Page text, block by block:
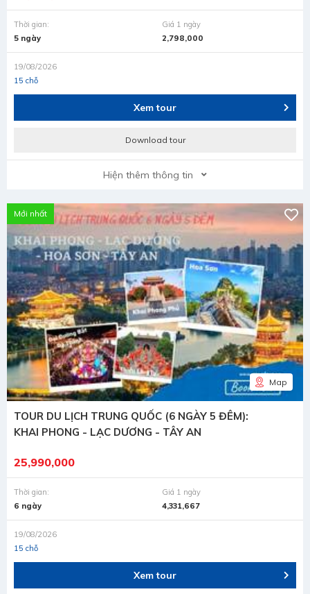
Thời gian:
5 ngày
Giá 1 ngày
2,798,000
19/08/2026
15 chỗ
Xem tour
Download tour
Hiện thêm thông tin
Mới nhất
Map
TOUR DU LỊCH TRUNG QUỐC (6 NGÀY 5 ĐÊM):
KHAI PHONG - LẠC DƯƠNG - TÂY AN
25,990,000
Thời gian:
6 ngày
Giá 1 ngày
4,331,667
19/08/2026
15 chỗ
Xem tour